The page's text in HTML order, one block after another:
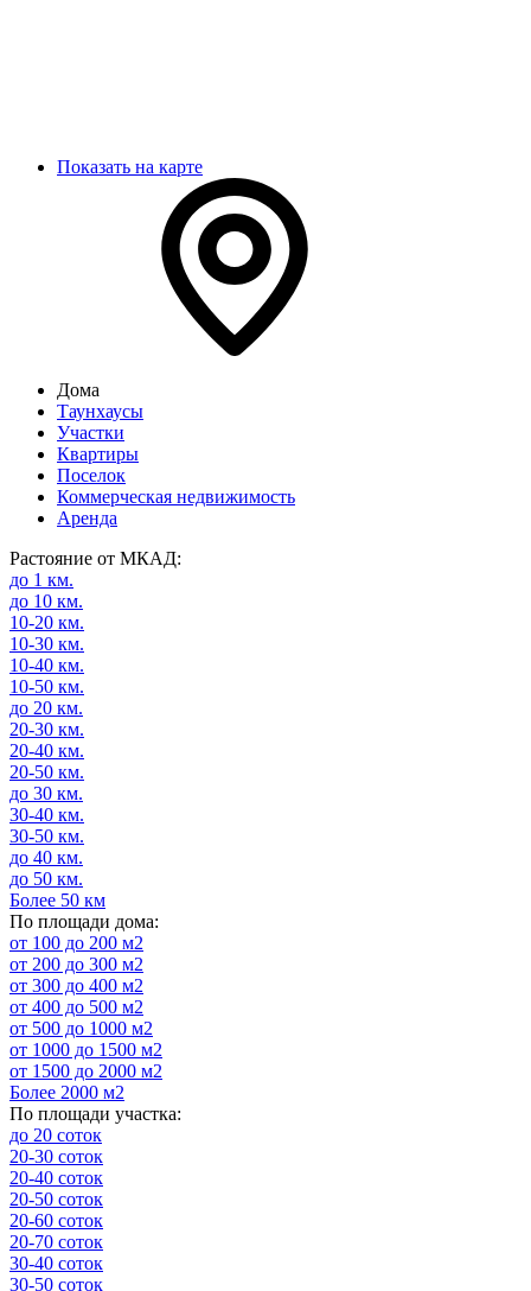
Показать на карте
Дома
Таунхаусы
Участки
Квартиры
Поселок
Коммерческая недвижимость
Аренда
Растояние от МКАД:
до 1 км.
до 10 км.
10-20 км.
10-30 км.
10-40 км.
10-50 км.
до 20 км.
20-30 км.
20-40 км.
20-50 км.
до 30 км.
30-40 км.
30-50 км.
до 40 км.
до 50 км.
Более 50 км
По площади дома:
от 100 до 200 м2
от 200 до 300 м2
от 300 до 400 м2
от 400 до 500 м2
от 500 до 1000 м2
от 1000 до 1500 м2
от 1500 до 2000 м2
Более 2000 м2
По площади участка:
до 20 соток
20-30 соток
20-40 соток
20-50 соток
20-60 соток
20-70 соток
30-40 соток
30-50 соток